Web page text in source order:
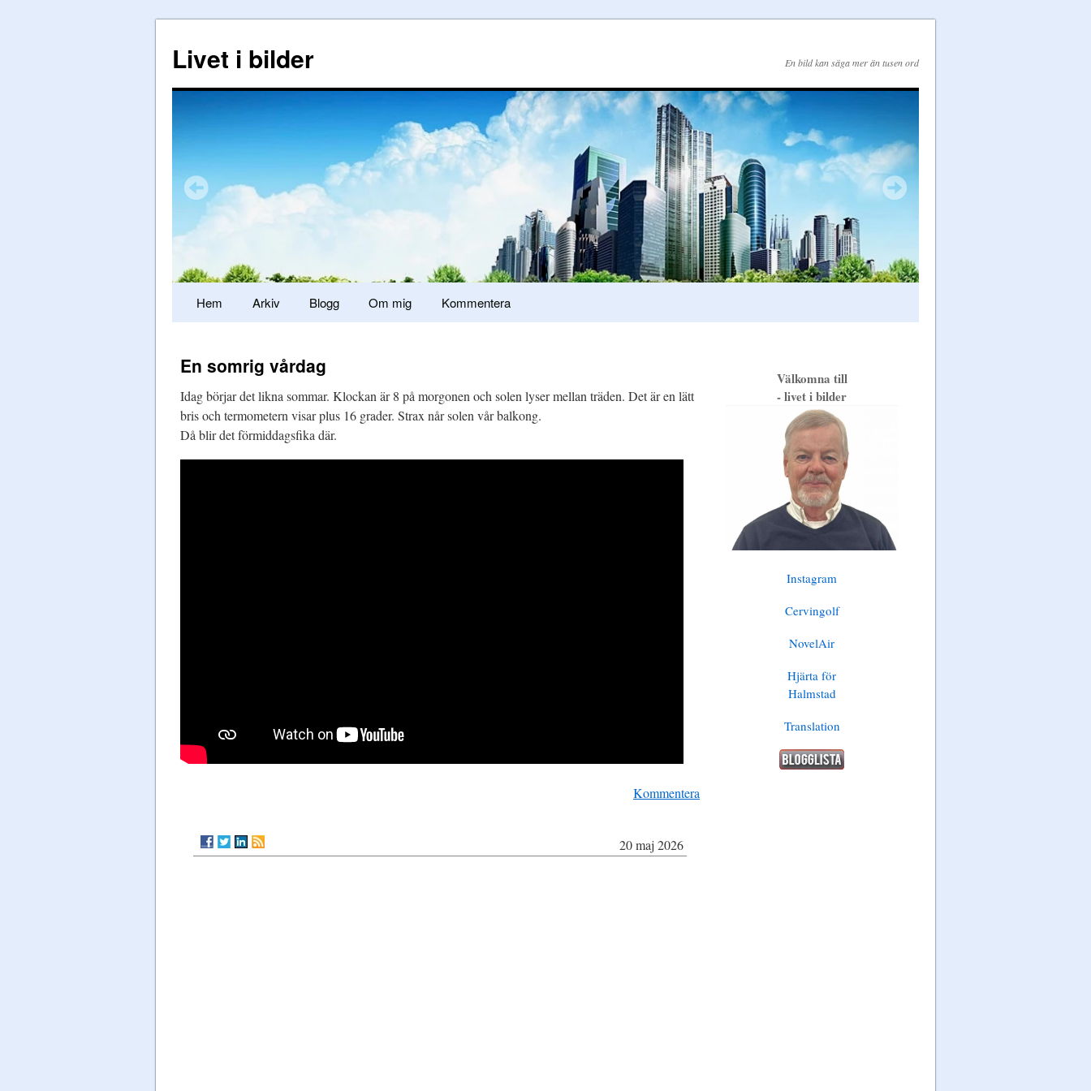
Livet i bilder En bild kan säga mer än tusen ord
Hem Arkiv Blogg Om mig Kommentera
En somrig vårdag
Idag börjar det likna sommar. Klockan är 8 på morgonen och solen lyser mellan träden. Det är en lätt
bris och termometern visar plus 16 grader. Strax når solen vår balkong.
Då blir det förmiddagsfika där.
Kommentera
20 maj 2026
Välkomna till
- livet i bilder
Instagram
Cervingolf
NovelAir
Hjärta för
Halmstad
Translation